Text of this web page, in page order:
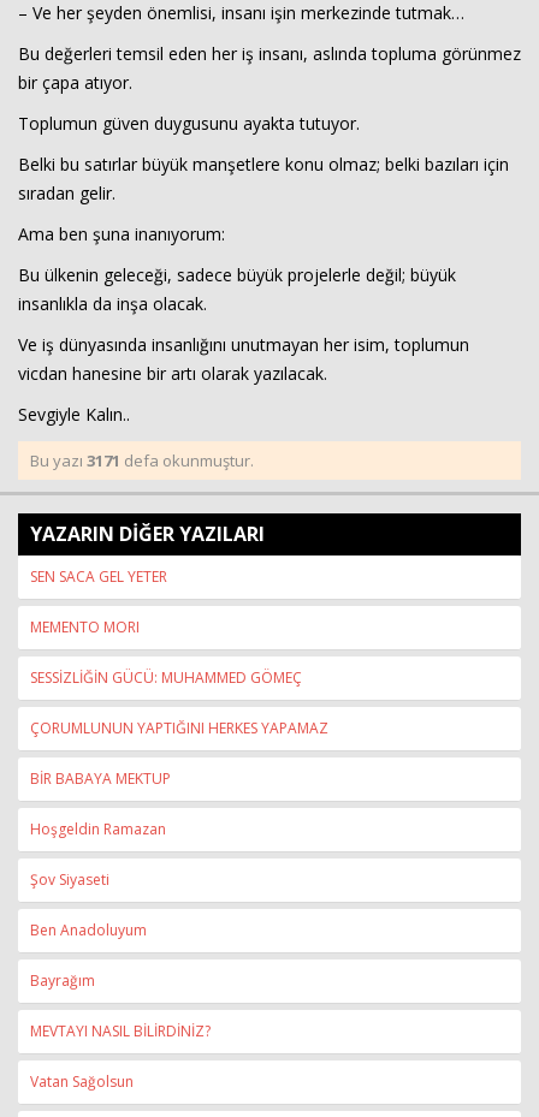
– Ve her şeyden önemlisi, insanı işin merkezinde tutmak…
Bu değerleri temsil eden her iş insanı, aslında topluma görünmez
bir çapa atıyor.
Toplumun güven duygusunu ayakta tutuyor.
Belki bu satırlar büyük manşetlere konu olmaz; belki bazıları için
sıradan gelir.
Ama ben şuna inanıyorum:
Bu ülkenin geleceği, sadece büyük projelerle değil; büyük
insanlıkla da inşa olacak.
Ve iş dünyasında insanlığını unutmayan her isim, toplumun
vicdan hanesine bir artı olarak yazılacak.
Sevgiyle Kalın..
Bu yazı 3171 defa okunmuştur.
YAZARIN DİĞER YAZILARI
SEN SACA GEL YETER
MEMENTO MORI
SESSİZLİĞİN GÜCÜ: MUHAMMED GÖMEÇ
ÇORUMLUNUN YAPTIĞINI HERKES YAPAMAZ
BİR BABAYA MEKTUP
Hoşgeldin Ramazan
Şov Siyaseti
Ben Anadoluyum
Bayrağım
MEVTAYI NASIL BİLİRDİNİZ?
Vatan Sağolsun